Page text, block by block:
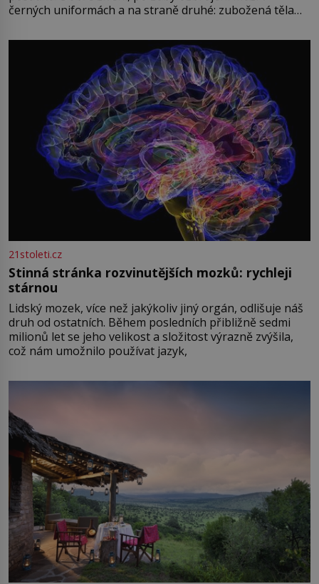
černých uniformách a na straně druhé: zubožená těla
přízračná scéna znamená? Je jaro roku 1945, druhá
světová válka se chýlí ke konci. Jezero Stolpsee
21stoleti.cz
Stinná stránka rozvinutějších mozků: rychleji
stárnou
Lidský mozek, více než jakýkoliv jiný orgán, odlišuje náš
druh od ostatních. Během posledních přibližně sedmi
milionů let se jeho velikost a složitost výrazně zvýšila,
což nám umožnilo používat jazyk,